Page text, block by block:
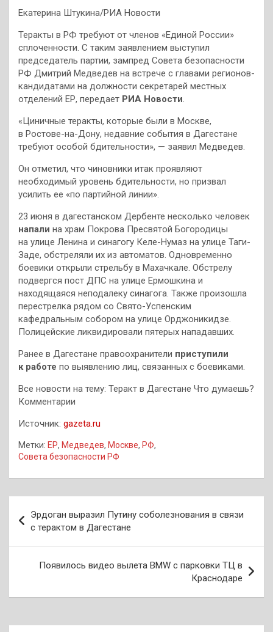
Екатерина Штукина/РИА Новости
Теракты в РФ требуют от членов «Единой России»
сплоченности. С таким заявлением выступил
председатель партии, зампред Совета безопасности
РФ Дмитрий Медведев на встрече с главами регионов-
кандидатами на должности секретарей местных
отделений ЕР, передает РИА Новости.
«Циничные теракты, которые были в Москве,
в Ростове-на-Дону, недавние события в Дагестане
требуют особой бдительности», — заявил Медведев.
Он отметил, что чиновники итак проявляют
необходимый уровень бдительности, но призвал
усилить ее «по партийной линии».
23 июня в дагестанском Дербенте несколько человек
напали на храм Покрова Пресвятой Богородицы
на улице Ленина и синагогу Келе-Нумаз на улице Таги-
Заде, обстреляли их из автоматов. Одновременно
боевики открыли стрельбу в Махачкале. Обстрелу
подвергся пост ДПС на улице Ермошкина и
находящаяся неподалеку синагога. Также произошла
перестрелка рядом со Свято-Успенским
кафедральным собором на улице Орджоникидзе.
Полицейские ликвидировали пятерых нападавших.
Ранее в Дагестане правоохранители приступили
к работе по выявлению лиц, связанных с боевиками.
Все новости на тему: Теракт в Дагестане Что думаешь?
Комментарии
Источник: gazeta.ru
Метки: ЕР, Медведев, Москве, РФ,
Совета безопасности РФ
по
записям
Эрдоган выразил Путину соболезнования в связи
с терактом в Дагестане
Появилось видео вылета BMW с парковки ТЦ в
Краснодаре